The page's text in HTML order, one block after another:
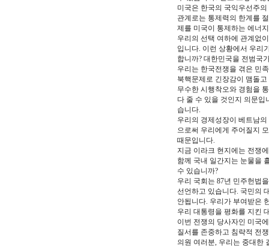
미국은 한국의 국익우선주
관계로는 통제력의 한계를
제를 미국이 통제하는 에너
우리의 선택 여하에 관계없
입니다. 이런 상황에서 우리
합니까? 대한민국을 전범국
우리는 한국전쟁을 겪은 민
북핵문제로 긴장감이 맴돌
무수한 시행착오와 경험을
다 줄 수 있을 것인지 의문
습니다.
우리의 경제성장이 베트남
으로써 우리에게 주어질지
때문입니다.
지금 이라크 현지에는 전쟁
함께 국내 일간지는 눈물을
수 있습니까?
우리 국회는 87년 민주헌법
선언하고 있습니다. 국민의
안됩니다. 우리가 부여받은
우리 대통령을 평화를 지킨
이번 전쟁의 당사자인 미국
질서를 존중하고 침략적 전
의원 여러분, 우리는 중대한